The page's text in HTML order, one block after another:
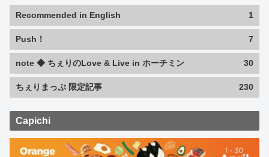
Recommended in English 1
Push！ 7
note ◆ ちぇりのLove & Live in ホーチミン 30
ちぇりまっぷ 限定記事 230
Capichi